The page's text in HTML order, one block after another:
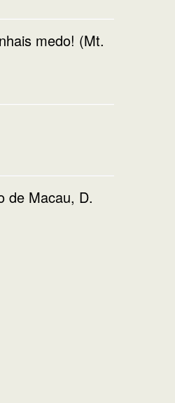
medo! (Mt.
de Macau, D.